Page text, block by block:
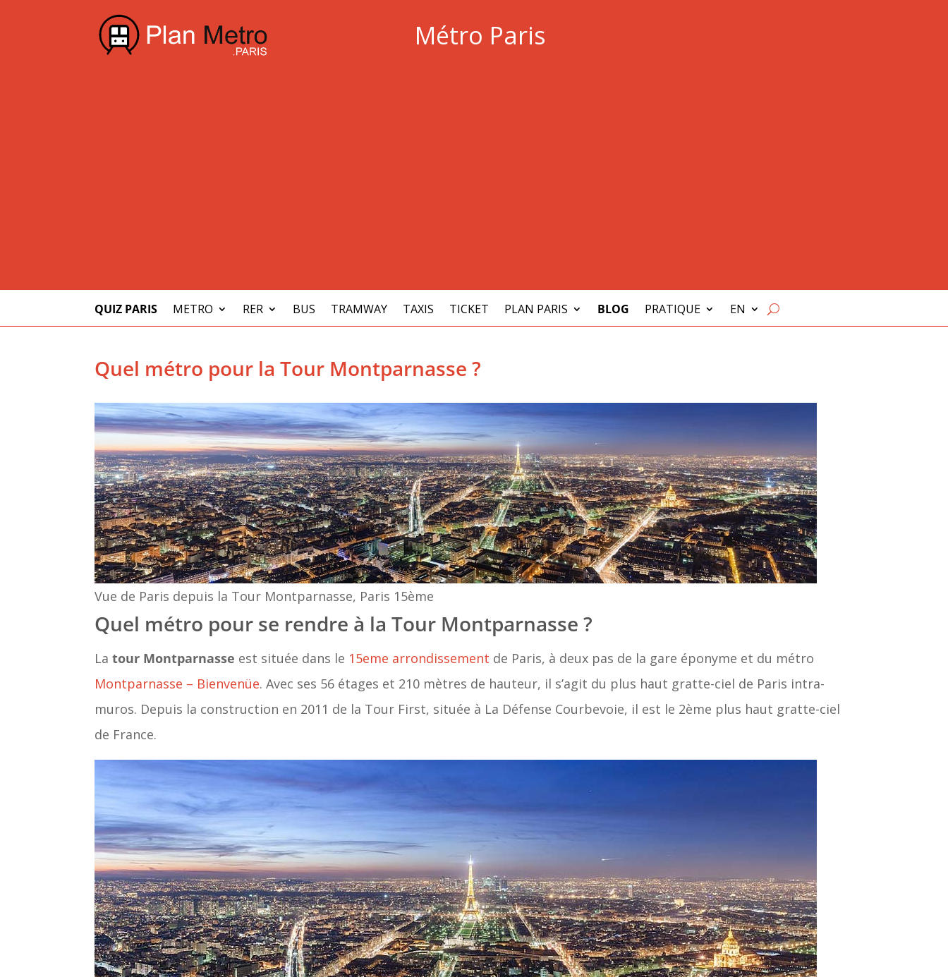
Métro Paris
QUIZ PARIS METRO RER BUS TRAMWAY TAXIS TICKET PLAN PARIS BLOG PRATIQUE EN
Quel métro pour la Tour Montparnasse ?
Vue de Paris depuis la Tour Montparnasse, Paris 15ème
Quel métro pour se rendre à la Tour Montparnasse ?
Latour Montparnasse est située dans le 15eme arrondissement de Paris, à deux pas de la gare éponyme et du métro
Montparnasse – Bienvenüe. Avec ses 56 étages et 210 mètres de hauteur, il s’agit du plus haut gratte-ciel de Paris intra-
muros. Depuis la construction en 2011 de la Tour First, située à La Défense Courbevoie, il est le 2ème plus haut gratte-ciel
de France.